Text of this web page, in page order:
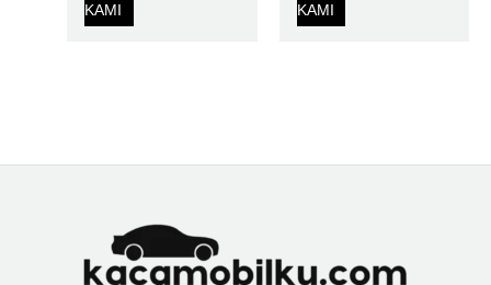
KAMI
KAMI